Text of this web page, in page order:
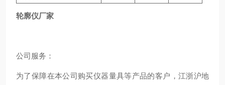
轮廓仪厂家
公司服务：
为了保障在本公司购买仪器量具等产品的客户，江浙沪地